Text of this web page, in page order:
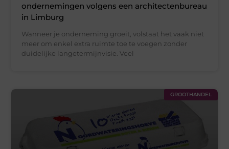
ondernemingen volgens een architectenbureau
in Limburg
Wanneer je onderneming groeit, volstaat het vaak niet
meer om enkel extra ruimte toe te voegen zonder
duidelijke langetermijnvisie. Veel
GROOTHANDEL